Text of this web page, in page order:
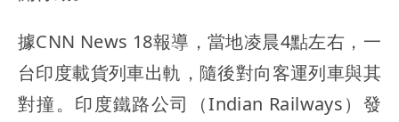
據CNN News 18報導，當地凌晨4點左右，一
台印度載貨列車出軌，隨後對向客運列車與其
對撞。印度鐵路公司（Indian Railways）發